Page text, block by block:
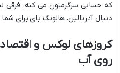
که حسابی سرگرمتون می کنه. فرقی
دنبال آدرنالین، هالونگ بای برای
کروزهای لوکس و
روی آب